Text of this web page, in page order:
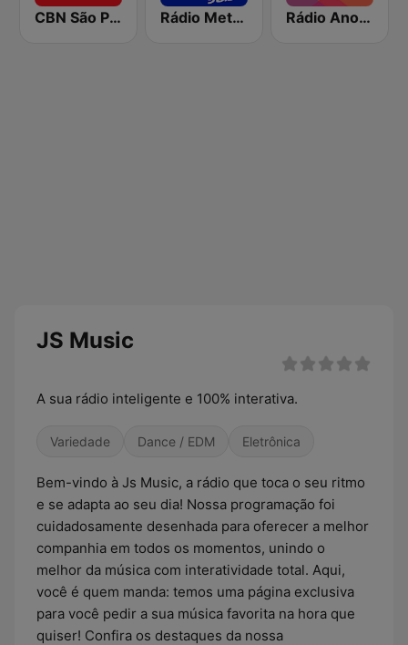
CBN São Paulo Rádio Metropolitana 98.5 FM Rádio Anos 80
JS Music
A sua rádio inteligente e 100% interativa.
Variedade Dance / EDM Eletrônica
Bem-vindo à Js Music, a rádio que toca o seu ritmo
e se adapta ao seu dia! Nossa programação foi
cuidadosamente desenhada para oferecer a melhor
companhia em todos os momentos, unindo o
melhor da música com interatividade total. Aqui,
você é quem manda: temos uma página exclusiva
para você pedir a sua música favorita na hora que
quiser! Confira os destaques da nossa